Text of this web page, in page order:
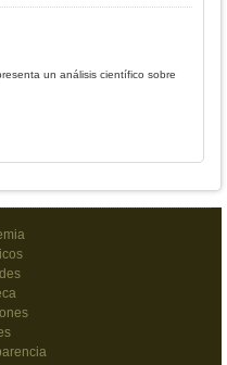
un análisis científico sobre